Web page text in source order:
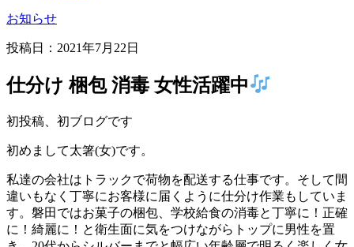
お知らせ
投稿日： 2021年7月22日
仕分け 梱包 消毒 女性活躍中
初投稿、初ブログです
初めまして太箸(女)です。
私達の会社はトラックで荷物を配送する仕事です。そして間
違いもなく丁寧にお客様に届くように仕分け作業もしていま
す。磐田ではお菓子の梱包、学校給食の消毒と丁寧に！正確
に！綺麗に！と衛生面に気をつけながらトップに男性を置